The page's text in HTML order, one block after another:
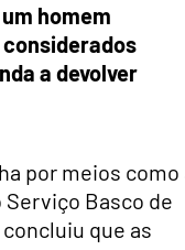
homem
a devolver
por meios como
Basco de
que as